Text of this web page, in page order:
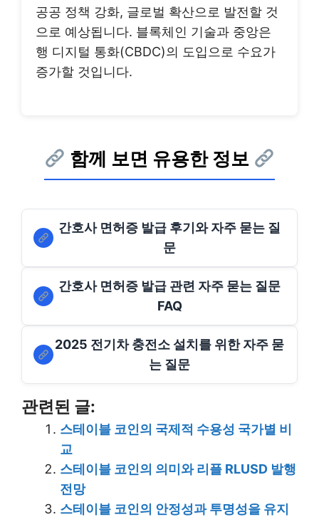
공공 정책 강화, 글로벌 확산으로 발전할 것
으로 예상됩니다. 블록체인 기술과 중앙은
행 디지털 통화(CBDC)의 도입으로 수요가
증가할 것입니다.
함께 보면 유용한 정보
간호사 면허증 발급 후기와 자주 묻는 질
문
간호사 면허증 발급 관련 자주 묻는 질문
FAQ
2025 전기차 충전소 설치를 위한 자주 묻
는 질문
관련된 글:
스테이블 코인의 국제적 수용성 국가별 비
교
스테이블 코인의 의미와 리플 RLUSD 발행
전망
스테이블 코인의 안정성과 투명성을 유지